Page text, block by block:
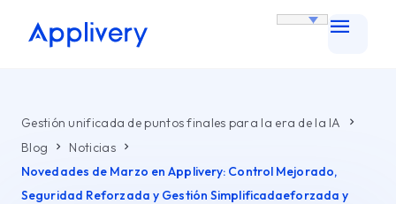
Gestión unificada de puntos finales para la era de la IA
Blog
Noticias
Novedades de Marzo en Applivery: Control Mejorado,
Seguridad Reforzada y Gestión Simplificadaeforzada y